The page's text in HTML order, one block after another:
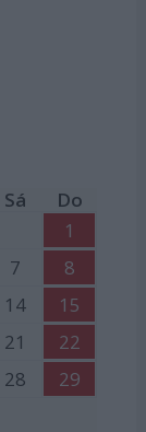
Sá
Do
1
7
8
14
15
21
22
28
29